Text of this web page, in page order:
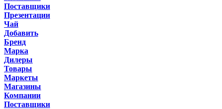
Поставщики
Презентации
Чай
Добавить
Бренд
Марка
Дилеры
Товары
Маркеты
Магазины
Компании
Поставщики